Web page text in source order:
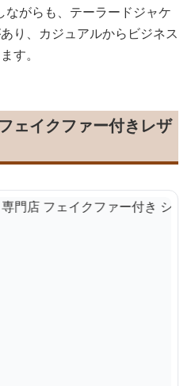
がらも、テーラードジャケ
り、カジュアルからビジネス
す。
ェイクファー付きレザ